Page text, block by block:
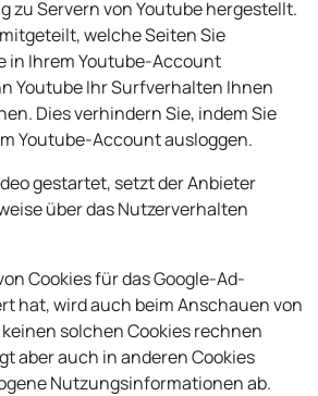
zu Servern von Youtube hergestellt.
welche Seiten Sie
in Ihrem Youtube-Account
Youtube Ihr Surfverhalten Ihnen
Dies verhindern Sie, indem Sie
Youtube-Account ausloggen.
gestartet, setzt der Anbieter
über das Nutzerverhalten
Cookies für das Google-Ad-
hat, wird auch beim Anschauen von
solchen Cookies rechnen
aber auch in anderen Cookies
Nutzungsinformationen ab.